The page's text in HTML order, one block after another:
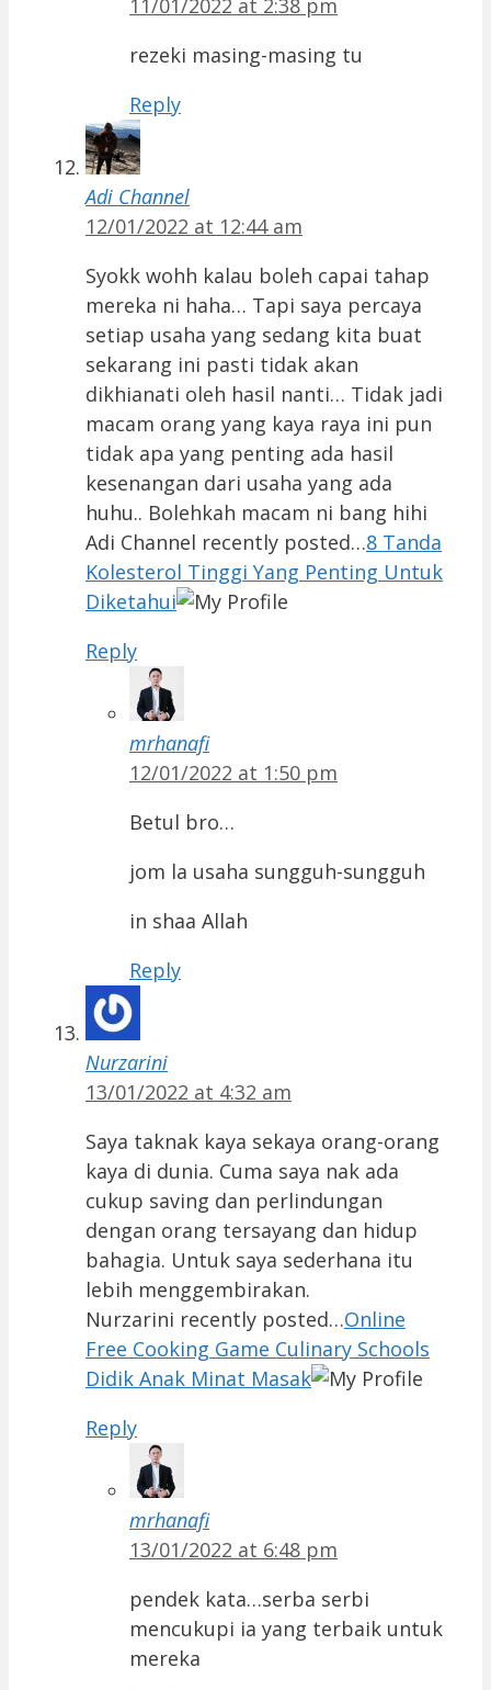
11/01/2022 at 2:38 pm
rezeki masing-masing tu
Reply
Adi Channel
12/01/2022 at 12:44 am
Syokk wohh kalau boleh capai tahap
mereka ni haha… Tapi saya percaya
setiap usaha yang sedang kita buat
sekarang ini pasti tidak akan
dikhianati oleh hasil nanti… Tidak jadi
macam orang yang kaya raya ini pun
tidak apa yang penting ada hasil
kesenangan dari usaha yang ada
huhu.. Bolehkah macam ni bang hihi
Adi Channel recently posted…8 Tanda
Kolesterol Tinggi Yang Penting Untuk
Diketahui
Reply
mrhanafi
12/01/2022 at 1:50 pm
Betul bro…
jom la usaha sungguh-sungguh
in shaa Allah
Reply
Nurzarini
13/01/2022 at 4:32 am
Saya taknak kaya sekaya orang-orang
kaya di dunia. Cuma saya nak ada
cukup saving dan perlindungan
dengan orang tersayang dan hidup
bahagia. Untuk saya sederhana itu
lebih menggembirakan.
Nurzarini recently posted…Online
Free Cooking Game Culinary Schools
Didik Anak Minat Masak
Reply
mrhanafi
13/01/2022 at 6:48 pm
pendek kata…serba serbi
mencukupi ia yang terbaik untuk
mereka